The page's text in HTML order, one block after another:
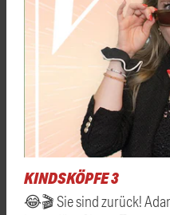
KINDSKÖPFE 3
😂🎬 Sie sind zurück!